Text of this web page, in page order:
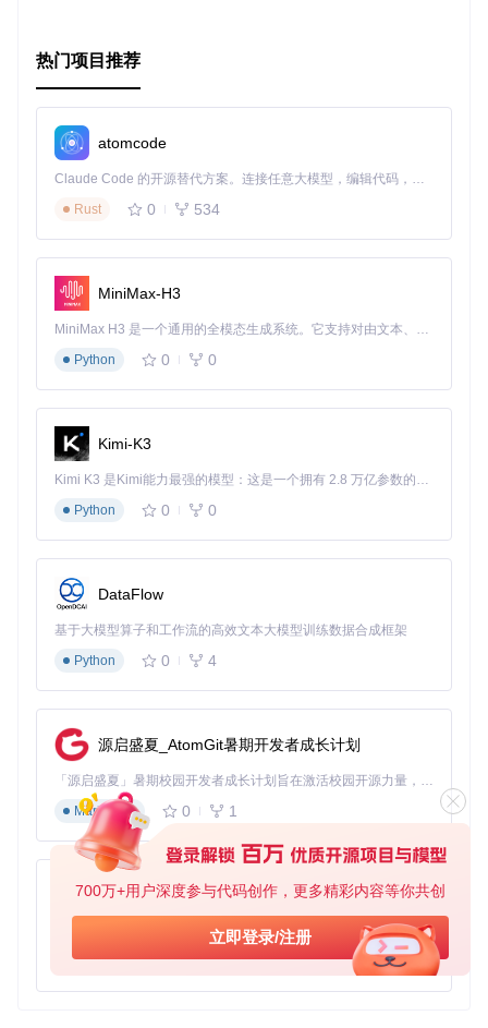
700万+用户深度参与代码创作，更多精彩内容等你共创
立即登录/注册
热门项目推荐
atomcode
Claude Code 的开源替代方案。连接任意大模型，编辑代码，运行命令，自动验证 — 全自动执行。用 Rust 构建，极致性能。 ｜ An open-source alternative to Claude Code. Connect any LLM, edit code, run commands, and verify changes — autonomously. Built in Rust for speed. Get Started
Rust
0 534
MiniMax-H3
MiniMax H3 是一个通用的全模态生成系统。它支持对由文本、图像、视频和音频组成的多模态上下文进行统一理解，并能生成分辨率高达 2K、时长可达 15 秒的带原生立体声音频的视频。得益于面向任务泛化的系统设计，H3 在预训练阶段就已具备广泛的多模态上下文理解与生成能力，能够出色地执行复杂的多模态指令。
Python
0 0
Kimi-K3
Kimi K3 是Kimi能力最强的模型：这是一个拥有 2.8 万亿参数的混合专家（MoE）模型，具备原生视觉理解能力，并支持 100 万 token 的上下文窗口。
Python
0 0
DataFlow
基于大模型算子和工作流的高效文本大模型训练数据合成框架
Python
0 4
源启盛夏_AtomGit暑期开发者成长计划
「源启盛夏」暑期校园开发者成长计划旨在激活校园开源力量，通过积分激励、认证扶持、资源倾斜等形式，引导高校组织和开发者完成「入驻 — 建项目 — 做贡献 — 获认证 — 得资源」的完整闭环。无论你是想带领社团入驻平台的组织者，还是希望用代码贡献证明自己的开发者，都能在这里找到属于你的成长路径。
Markdown
0 1
py-xiaozhi
基于Python的Xiaozhi AI，适用于想要完整Xiaozhi体验而无需拥有专用硬件的用户。
Python
0 1